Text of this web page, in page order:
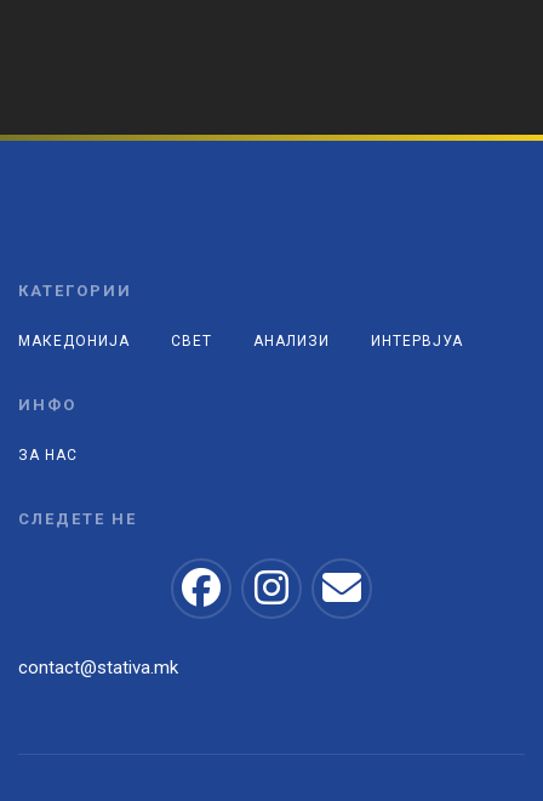
КАТЕГОРИИ
МАКЕДОНИЈА СВЕТ АНАЛИЗИ ИНТЕРВЈУА
ИНФО
ЗА НАС
СЛЕДЕТЕ НЕ
contact@stativa.mk